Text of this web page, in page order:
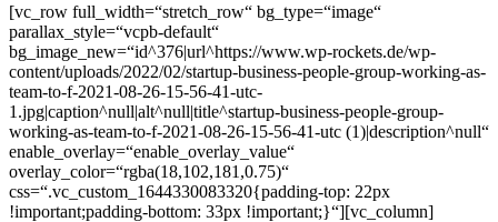
[vc_row full_width=“stretch_row“ bg_type=“image“
parallax_style=“vcpb-default“
bg_image_new=“id^376|url^https://www.wp-rockets.de/wp-
content/uploads/2022/02/startup-business-people-group-working-as-
team-to-f-2021-08-26-15-56-41-utc-
1.jpg|caption^null|alt^null|title^startup-business-people-group-
working-as-team-to-f-2021-08-26-15-56-41-utc (1)|description^null“
enable_overlay=“enable_overlay_value“
overlay_color=“rgba(18,102,181,0.75)“
css=“.vc_custom_1644330083320{padding-top: 22px
!important;padding-bottom: 33px !important;}“][vc_column]